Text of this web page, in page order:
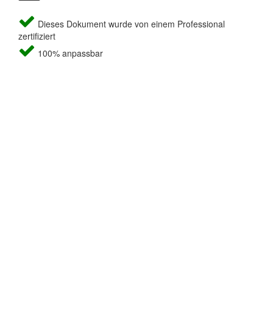
Dieses Dokument wurde von einem Professional
zertifiziert
100% anpassbar